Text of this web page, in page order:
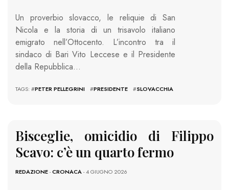
Un proverbio slovacco, le reliquie di San
Nicola e la storia di un trisavolo italiano
emigrato nell’Ottocento. L’incontro tra il
sindaco di Bari Vito Leccese e il Presidente
della Repubblica…
TAGS: #PETER PELLEGRINI #PRESIDENTE #SLOVACCHIA
Bisceglie, omicidio di Filippo
Scavo: c’è un quarto fermo
REDAZIONE-CRONACA- 4 GIUGNO 2026